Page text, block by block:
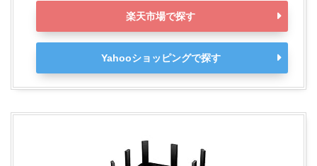
楽天市場で探す
Yahooショッピングで探す